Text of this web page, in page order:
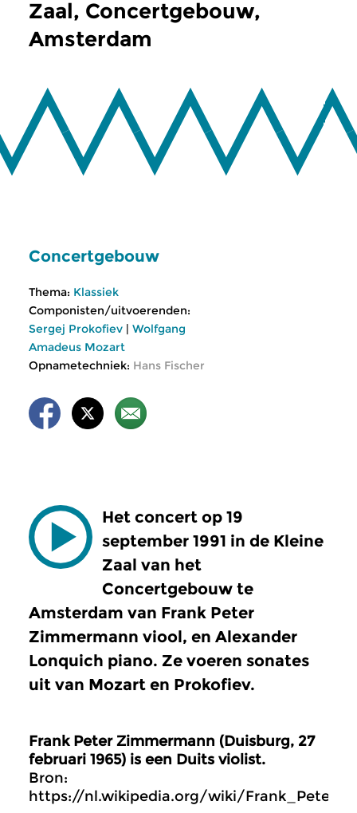
Zaal, Concertgebouw,
Amsterdam
Concertgebouw
Thema: Klassiek
Componisten/uitvoerenden:
Sergej Prokofiev | Wolfgang
Amadeus Mozart
Opnametechniek: Hans Fischer
Het concert op 19
september 1991 in de Kleine
Zaal van het
Concertgebouw te
Amsterdam van Frank Peter
Zimmermann viool, en Alexander
Lonquich piano. Ze voeren sonates
uit van Mozart en Prokofiev.
Frank Peter Zimmermann (Duisburg, 27
februari 1965) is een Duits violist.
Bron:
https://nl.wikipedia.org/wiki/